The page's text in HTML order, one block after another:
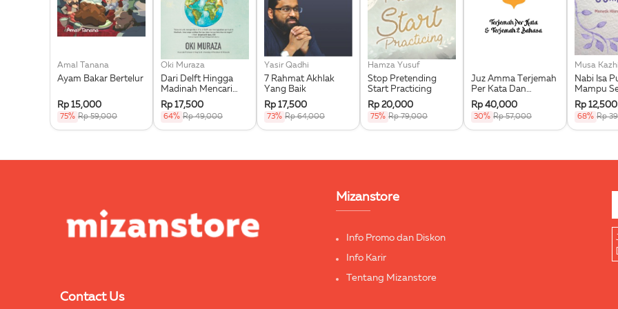
Amal Tanana
Ayam Bakar Bertelur
Rp 15,000
75% Rp 59,000
Oki Muraza
Dari Delft Hingga
Madinah Mencari
Ilmu Memungut
Hikmah
Rp 17,500
64% Rp 49,000
Yasir Qadhi
7 Rahmat Akhlak
Yang Baik
Rp 17,500
73% Rp 64,000
Hamza Yusuf
Stop Pretending
Start Practicing
Rp 20,000
75% Rp 79,000
Juz Amma Terjemah
Per Kata Dan
Terjemah 2 Bahasa
Rp 40,000
30% Rp 57,000
Musa
Nabi Isa
Mampu
Memetik
Ayat-Ayat
Rp 12,500
68% Rp
Contact Us
Mizanstore
Info Promo dan Diskon
Info Karir
Tentang Mizanstore